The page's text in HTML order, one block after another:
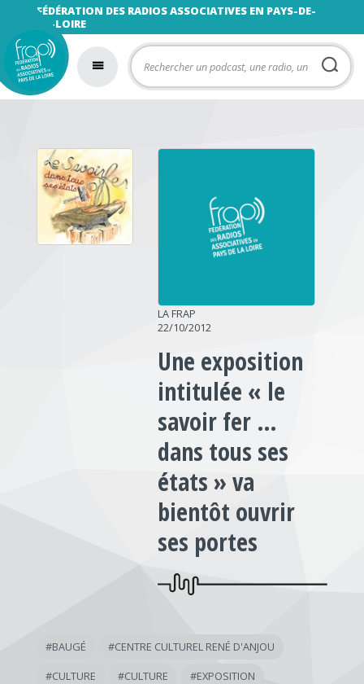
FÉDÉRATION DES RADIOS ASSOCIATIVES EN PAYS-DE-
LA-LOIRE
LA FRAP
22/10/2012
Une exposition
intitulée « le
savoir fer …
dans tous ses
états » va
bientôt ouvrir
ses portes
#BAUGÉ #CENTRE CULTUREL RENÉ D'ANJOU
#CULTURE #CULTURE #EXPOSITION